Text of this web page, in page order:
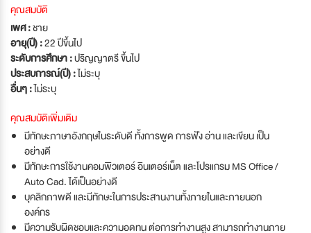
คุณสมบัติ
เพศ :ชาย
อายุ(ปี) :22 ปีขึ้นไป
ระดับการศึกษา :ปริญญาตรี ขึ้นไป
ประสบการณ์(ปี) :ไม่ระบุ
อื่นๆ :ไม่ระบุ
คุณสมบัติเพิ่มเติม
มีทักษะภาษาอังกฤษในระดับดี ทั้งการพูด การฟัง อ่าน และเขียน เป็น
อย่างดี
มีทักษะการใช้งานคอมพิวเตอร์ อินเตอร์เน็ต และโปรแกรม MS Office /
Auto Cad. ได้เป็นอย่างดี
บุคลิกภาพดี และมีทักษะในการประสานงานทั้งภายในและภายนอก
องค์กร
มีความรับผิดชอบและความอดทน ต่อการทำงานสูง สามารถทำงานภาย